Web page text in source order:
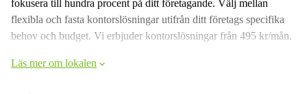
fokusera till hundra procent på ditt företagande. Välj mellan
flexibla och fasta kontorslösningar utifrån ditt företags specifika
behov och budget. Vi erbjuder kontorslösningar från 495 kr/mån.
Läs mer om lokalen